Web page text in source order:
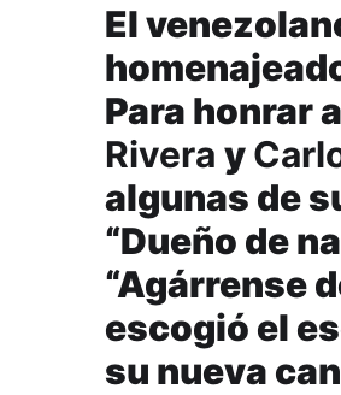
El
Para honrar
Rivera y
algunas de
“Dueño de
“Agárrense
escogió el
su nueva